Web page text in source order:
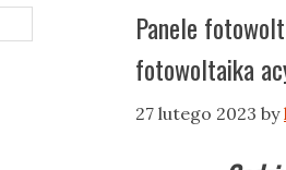
Panele
fotowoltaika
27 lutego 2023 by